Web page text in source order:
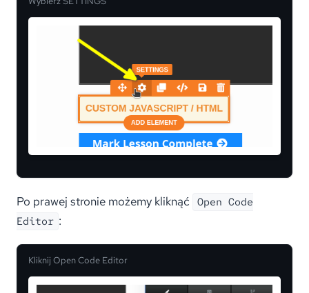
Po prawej stronie możemy kliknąć Open Code
Editor :
Kliknij Open Code Editor